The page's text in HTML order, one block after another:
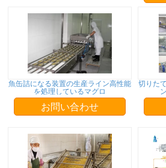
魚缶詰になる装置の生産ライン高性能
を処理しているマグロ
お問い合わせ
切りた